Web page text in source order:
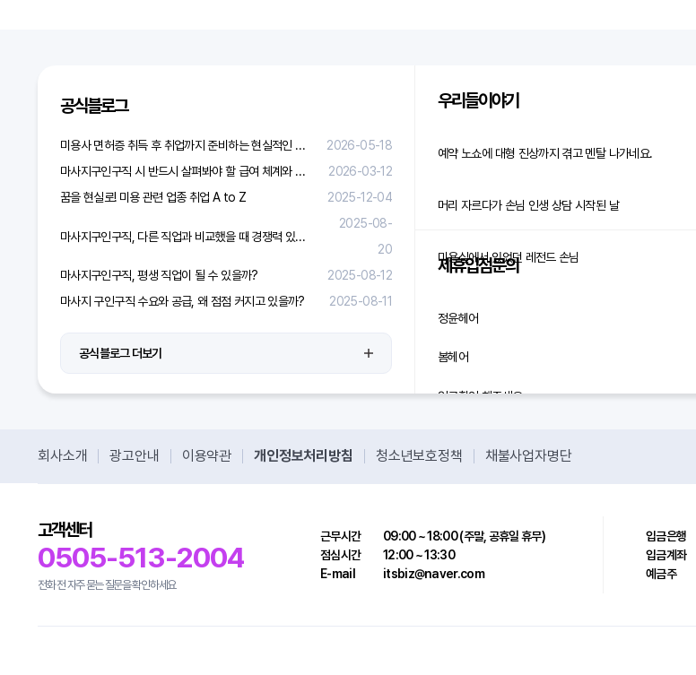
공식블로그
미용사 면허증 취득 후 취업까지 준비하는 현실적인 방법
2026-05-18
마사지구인구직 시 반드시 살펴봐야 할 급여 체계와 합리적 보상 가이드
2026-03-12
꿈을 현실로! 미용 관련 업종 취업 A to Z
2025-12-04
마사지구인구직, 다른 직업과 비교했을 때 경쟁력 있을까?
2025-08-
20
마사지구인구직, 평생 직업이 될 수 있을까?
2025-08-12
마사지 구인구직 수요와 공급, 왜 점점 커지고 있을까?
2025-08-11
공식블로그 더보기
우리들이야기
예약 노쇼에 대형 진상까지 겪고 멘탈 나가네요.
머리 자르다가 손님 인생 상담 시작된 날
미용실에서 있었던 레전드 손님
제휴입점문의
정윤헤어
봄헤어
입금확인 해주세요.
회사소개 광고안내 이용약관 개인정보처리방침 청소년보호정책 채불사업자명단
고객센터
0505-513-2004
전화 전 자주 묻는 질문을 확인하세요
근무시간
09:00 ~ 18:00 (주말, 공휴일 휴무)
점심시간
12:00 ~ 13:30
E-mail
itsbiz@naver.com
입금은행
입금계좌
예금주